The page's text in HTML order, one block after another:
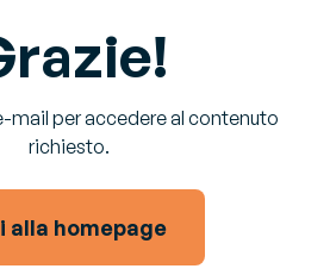
mail per accedere al contenuto
richiesto.
alla homepage